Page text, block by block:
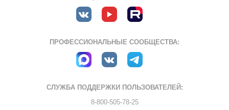
ПРОФЕССИОНАЛЬНЫЕ СООБЩЕСТВА:
СЛУЖБА ПОДДЕРЖКИ ПОЛЬЗОВАТЕЛЕЙ:
8-800-505-78-25